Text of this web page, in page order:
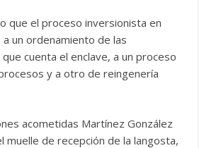
que el proceso inversionista en
un ordenamiento de las
cuenta el enclave, a un proceso
y a otro de reingenería
acometidas Martínez González
muelle de recepción de la langosta,